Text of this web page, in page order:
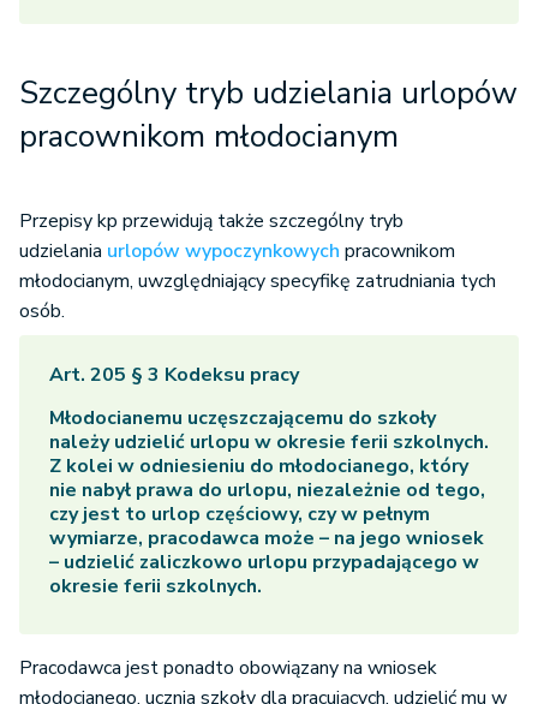
Szczególny tryb udzielania urlopów
pracownikom młodocianym
Przepisy kp przewidują także szczególny tryb
udzielania urlopów wypoczynkowych pracownikom
młodocianym, uwzględniający specyfikę zatrudniania tych
osób.
Art. 205 § 3 Kodeksu pracy
Młodocianemu uczęszczającemu do szkoły
należy udzielić urlopu w okresie ferii szkolnych.
Z kolei w odniesieniu do młodocianego, który
nie nabył prawa do urlopu, niezależnie od tego,
czy jest to urlop częściowy, czy w pełnym
wymiarze, pracodawca może – na jego wniosek
– udzielić zaliczkowo urlopu przypadającego w
okresie ferii szkolnych.
Pracodawca jest ponadto obowiązany na wniosek
młodocianego, ucznia szkoły dla pracujących, udzielić mu w